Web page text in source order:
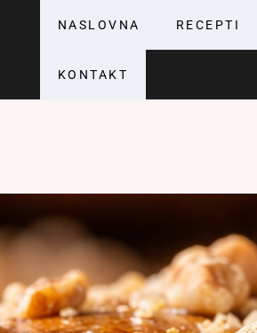
NASLOVNA RECEPTI
KONTAKT